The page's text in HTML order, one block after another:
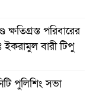
ক্ষতিগ্রস্ত পরিবারের
ইকরামুল বারী টিপু
পুলিশিং সভা